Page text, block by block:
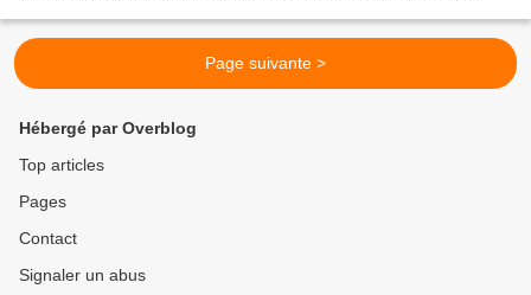
Page suivante >
Hébergé par Overblog
Top articles
Pages
Contact
Signaler un abus